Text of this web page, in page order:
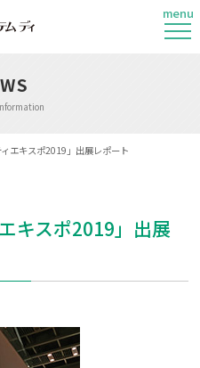
menu
ィエキスポ2019」出展レポート
キスポ2019」出展